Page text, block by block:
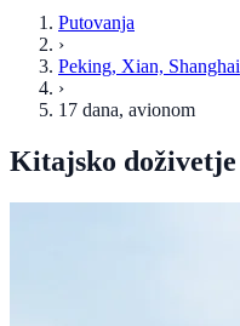
Putovanja
›
Peking, Xian, Shanghai
›
17 dana, avionom
Kitajsko doživetje